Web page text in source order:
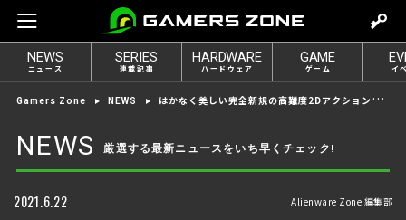
e
t
o
g
NEWS
ニュース
SERIES
連載記事
HARDWARE
ハードウェア
GAME
ゲーム イ
Gamers Zone NEWS はかなく美しい完全新規の高難度2DアクションRPG『ENDER LILIES: Quietus of the Knights』本日発売！ PC版はSteamにて配信スタート
NEWS 厳選する最新ニュースをいち早くチェック!
2021.6.22 Alienware Zone 編集部